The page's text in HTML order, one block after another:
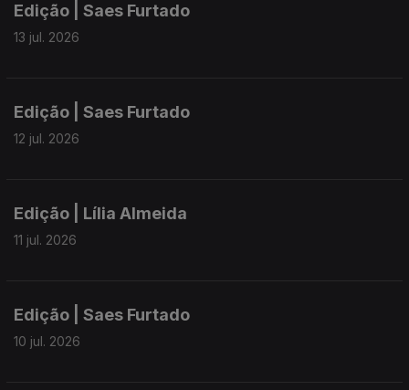
Edição | Saes Furtado
13 jul. 2026
Edição | Saes Furtado
12 jul. 2026
Edição | Lília Almeida
11 jul. 2026
Edição | Saes Furtado
10 jul. 2026